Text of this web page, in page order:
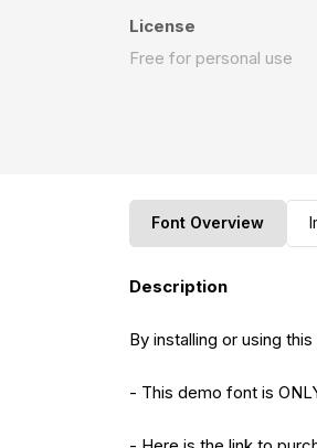
License
Free for personal use
Font Overview
Description
By installing or using
- This demo font is